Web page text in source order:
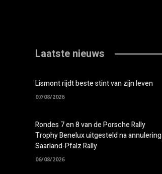
Laatste nieuws
Lismont rijdt beste stint van zijn leven
07/08/2026
Rondes 7 en 8 van de Porsche Rally
Trophy Benelux uitgesteld na annulering
Saarland-Pfalz Rally
06/08/2026